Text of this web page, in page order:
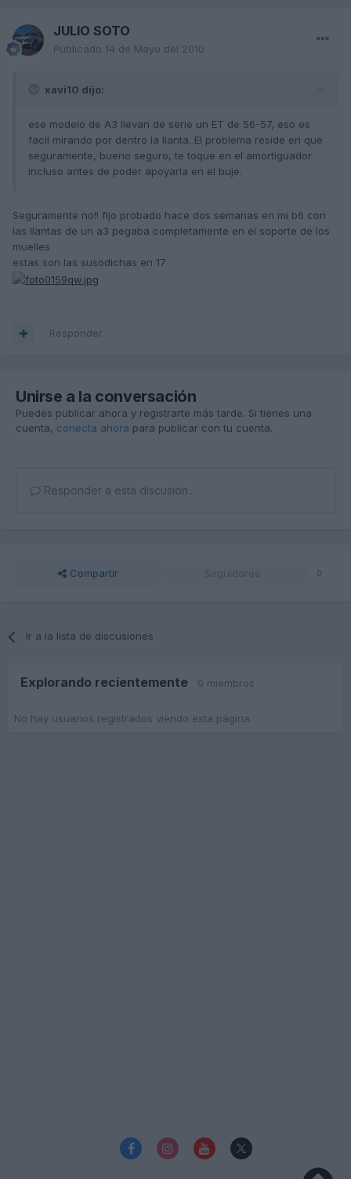
JULIO SOTO
Publicado 14 de Mayo del 2010
xavi10 dijo:
ese modelo de A3 llevan de serie un ET de 56-57, eso es
facil mirando por dentro la llanta. El problema reside en que
seguramente, bueno seguro, te toque en el amortiguador
incluso antes de poder apoyarla en el buje.
Seguramente no!! fijo probado hace dos semanas en mi b6 con
las llantas de un a3 pegaba completamente en el soporte de los
muelles
estas son las susodichas en 17
Responder
Unirse a la conversación
Puedes publicar ahora y registrarte más tarde. Si tienes una
cuenta, conecta ahora para publicar con tu cuenta.
Responder a esta discusión...
Compartir Seguidores 0
Ir a la lista de discusiones
Explorando recientemente 0 miembros
No hay usuarios registrados viendo esta página.